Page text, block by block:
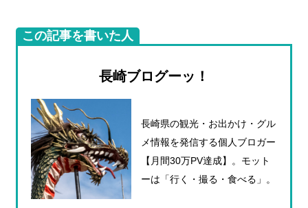
この記事を書いた人
長崎ブログーッ！
長崎県の観光・お出かけ・グル
メ情報を発信する個人ブロガー
【月間30万PV達成】。モット
ーは「行く・撮る・食べる」。